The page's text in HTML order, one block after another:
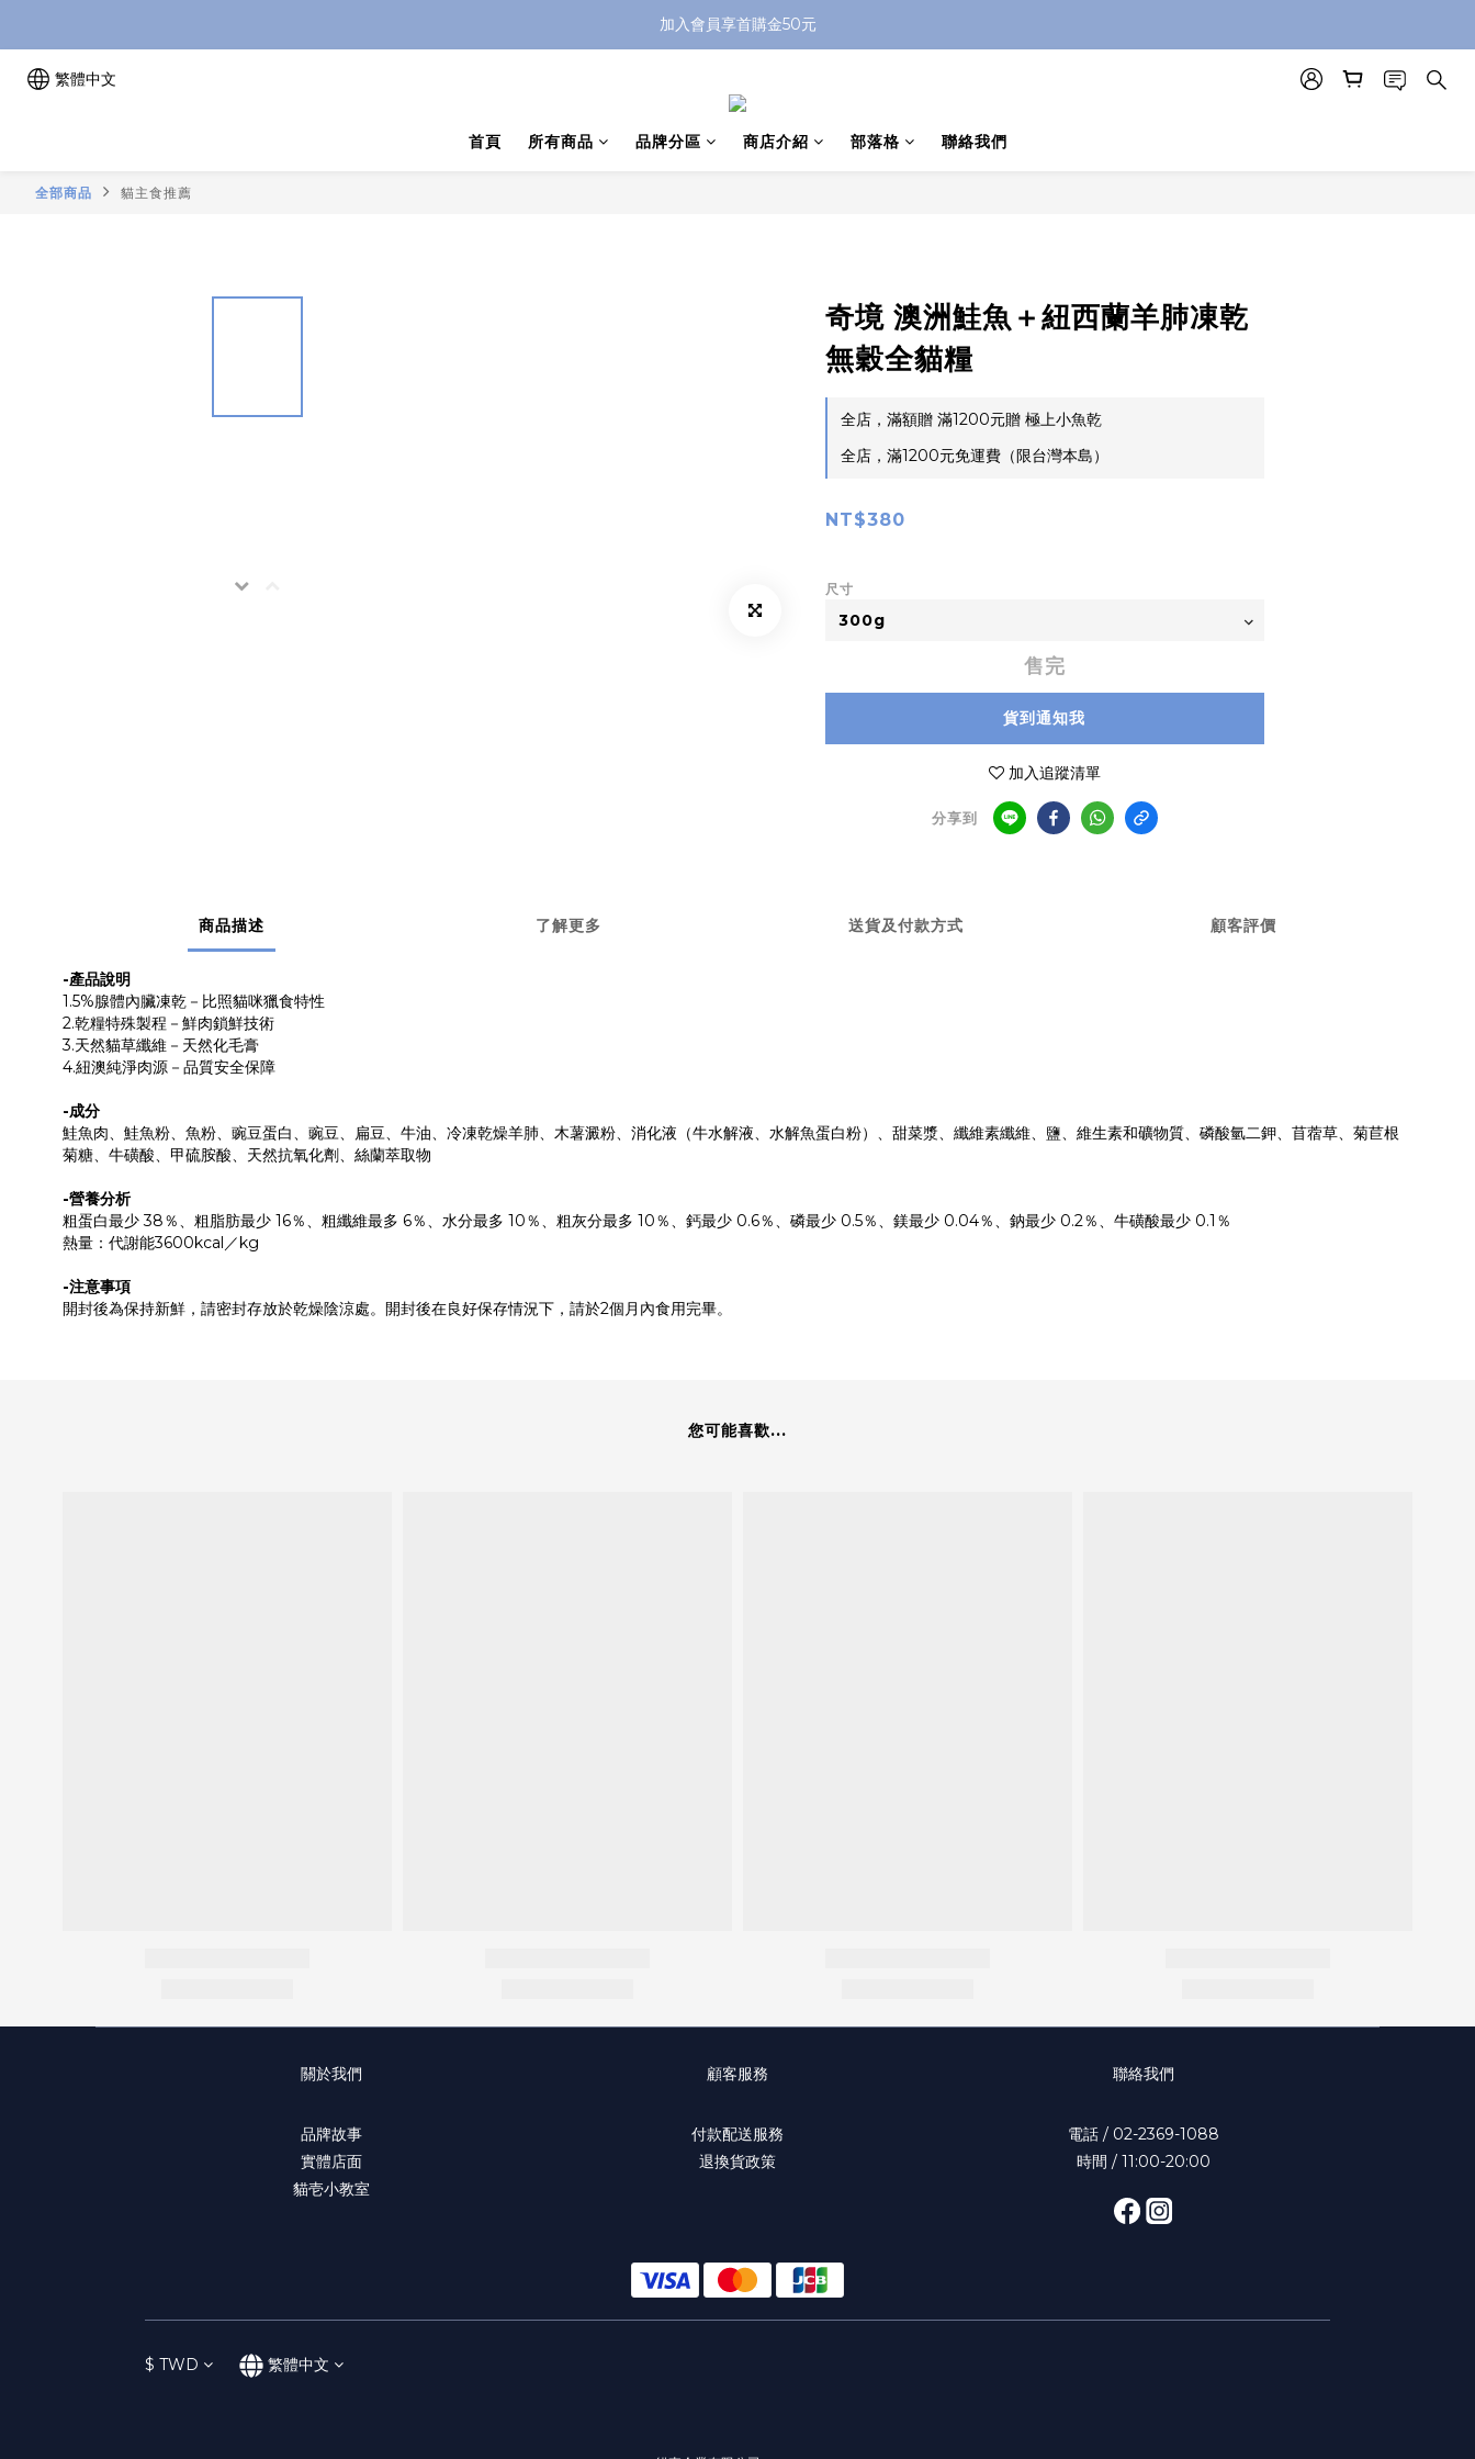
加入會員享首購金50元
繁體中文
首頁 所有商品 品牌分區 商店介紹 部落格 聯絡我們
全部商品 貓主食推薦
奇境 澳洲鮭魚＋紐西蘭羊肺凍乾
無穀全貓糧
全店，滿額贈 滿1200元贈 極上小魚乾
全店，滿1200元免運費（限台灣本島）
NT$380
尺寸
售完
貨到通知我
加入追蹤清單
分享到
商品描述 了解更多 送貨及付款方式 顧客評價
-產品說明
1.5%腺體內臟凍乾－比照貓咪獵食特性
2.乾糧特殊製程－鮮肉鎖鮮技術
3.天然貓草纖維－天然化毛膏
4.紐澳純淨肉源－品質安全保障
-成分
鮭魚肉、鮭魚粉、魚粉、豌豆蛋白、豌豆、扁豆、牛油、冷凍乾燥羊肺、木薯澱粉、消化液（牛水解液、水解魚蛋白粉）、甜菜漿、纖維素纖維、鹽、維生素和礦物質、磷酸氫二鉀、苜蓿草、菊苣根
菊糖、牛磺酸、甲硫胺酸、天然抗氧化劑、絲蘭萃取物
-營養分析
粗蛋白最少 38％、粗脂肪最少 16％、粗纖維最多 6％、水分最多 10％、粗灰分最多 10％、鈣最少 0.6％、磷最少 0.5％、鎂最少 0.04％、鈉最少 0.2％、牛磺酸最少 0.1％
熱量：代謝能3600kcal／kg
-注意事項
開封後為保持新鮮，請密封存放於乾燥陰涼處。開封後在良好保存情況下，請於2個月內食用完畢。
您可能喜歡...
關於我們
品牌故事
實體店面
貓壱小教室
顧客服務
付款配送服務
退換貨政策
聯絡我們
電話 / 02-2369-1088
時間 / 11:00-20:00
$ TWD 繁體中文